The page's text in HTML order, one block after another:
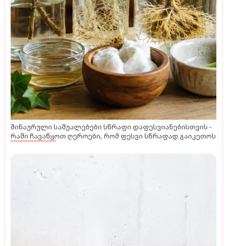
შინაურული საშუალებები სწრაფი დაფესვიანებისთვის -
რაში ჩავაწყოთ ღეროები, რომ ფესვი სწრაფად გაიკეთოს